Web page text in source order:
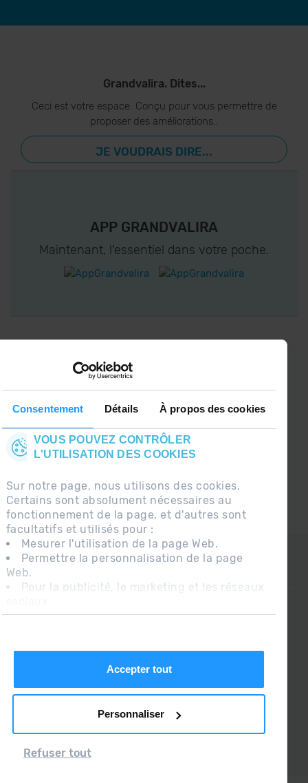
Consentement Détails À propos des cookies
VOUS POUVEZ CONTRÔLER
L'UTILISATION DES COOKIES
Sur notre page, nous utilisons des cookies.
Certains sont absolument nécessaires au
fonctionnement de la page, et d'autres sont
facultatifs et utilisés pour :
Mesurer l'utilisation de la page Web.
Permettre la personnalisation de la page
Web.
Pour la publicité, le marketing et les réseaux
En cliquant sur « Accepter tout », vous
Accepter tout
Personnaliser
Refuser tout
Grandvalira. Dites...
Ceci est votre espace. Conçu pour vous permettre de
proposer des améliorations..
JE VOUDRAIS DIRE...
APP GRANDVALIRA
Maintenant, l'essentiel dans votre poche.
CONNECTEZ-VOUS À GRANDVALIRA!
Suivez-nous sur les Réseaux Sociaux et soyez
CONTACT
QUESTIONS FRÉQUENTES